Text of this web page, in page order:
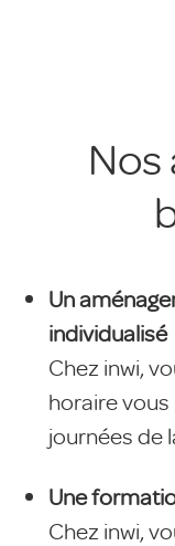
Nos
Un
individualisé
Chez inwi,
horaire
journées de
Une
Chez inwi,